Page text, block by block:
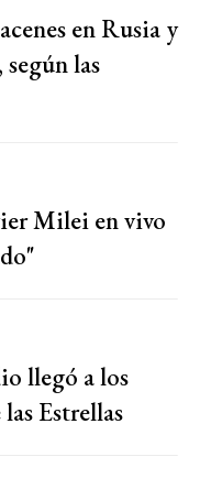
en Rusia y
las
Milei en vivo
llegó a los
Estrellas